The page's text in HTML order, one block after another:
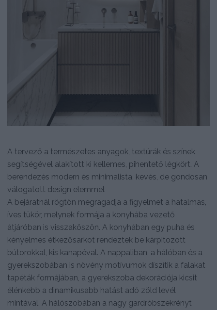
A tervező a természetes anyagok, textúrák és színek
segítségével alakított ki kellemes, pihentető légkört. A
berendezés modern és minimalista, kevés, de gondosan
válogatott design elemmel
A bejáratnál rögtön megragadja a figyelmet a hatalmas,
íves tükör, melynek formája a konyhába vezető
átjáróban is visszaköszön. A konyhában egy puha és
kényelmes étkezősarkot rendeztek be kárpitozott
bútorokkal, kis kanapéval. A nappaliban, a hálóban és a
gyerekszobában is növény motívumok díszítik a falakat
tapéták formájában, a gyerekszoba dekorációja kicsit
élénkebb a dinamikusabb hatást adó zöld levél
mintával. A hálószobában a nagy gardróbszekrényt